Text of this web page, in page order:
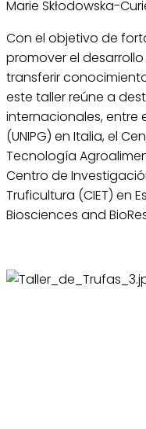
Marie Skłodowska-
Con el objetivo de
promover el
transferir
este taller reúne a
internacionales, entre
(UNIPG) en Italia, el
Tecnología
Centro de
Truficultura (CIET) en
Biosciences and